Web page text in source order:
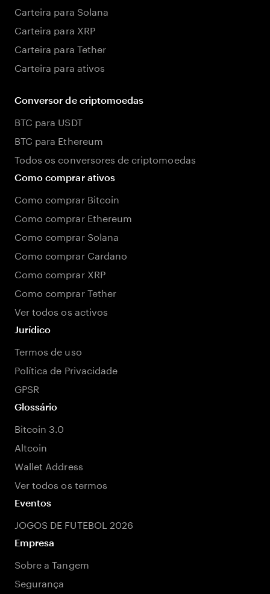
Carteira para Solana
Carteira para XRP
Carteira para Tether
Carteira para ativos
Conversor de criptomoedas
BTC para USDT
BTC para Ethereum
Todos os conversores de criptomoedas
Como comprar ativos
Como comprar Bitcoin
Como comprar Ethereum
Como comprar Solana
Como comprar Cardano
Como comprar XRP
Como comprar Tether
Ver todos os activos
Jurídico
Termos de uso
Política de Privacidade
GPSR
Glossário
Bitcoin 3.0
Altcoin
Wallet Address
Ver todos os termos
Eventos
JOGOS DE FUTEBOL 2026
Empresa
Sobre a Tangem
Segurança